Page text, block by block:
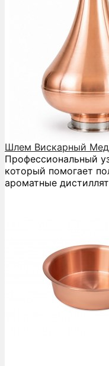
Шлем Вискарный
Профессиональный
который помогает
ароматные